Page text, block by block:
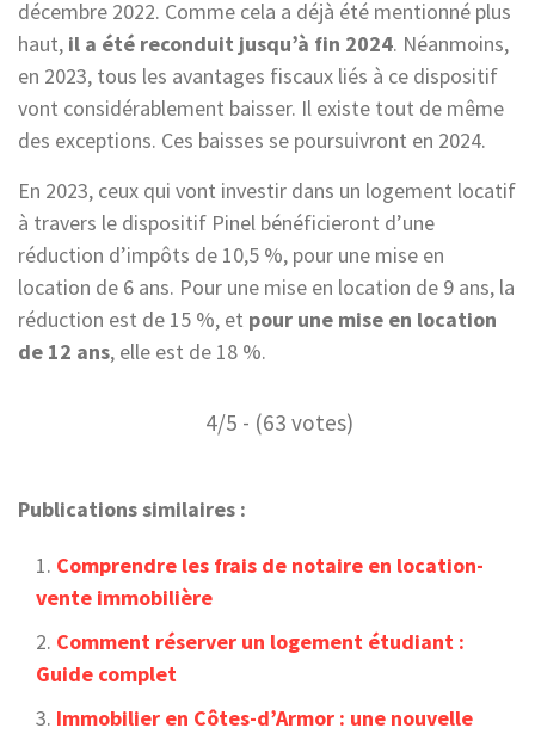
décembre 2022. Comme cela a déjà été mentionné plus
haut, il a été reconduit jusqu’à fin 2024. Néanmoins,
en 2023, tous les avantages fiscaux liés à ce dispositif
vont considérablement baisser. Il existe tout de même
des exceptions. Ces baisses se poursuivront en 2024.
En 2023, ceux qui vont investir dans un logement locatif
à travers le dispositif Pinel bénéficieront d’une
réduction d’impôts de 10,5 %, pour une mise en
location de 6 ans. Pour une mise en location de 9 ans, la
réduction est de 15 %, et pour une mise en location
de 12 ans, elle est de 18 %.
4/5 - (63 votes)
Publications similaires :
Comprendre les frais de notaire en location-
vente immobilière
Comment réserver un logement étudiant :
Guide complet
Immobilier en Côtes-d’Armor : une nouvelle